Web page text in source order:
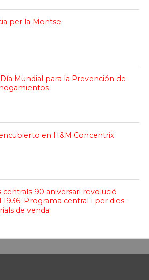
per la Montse
Día Mundial para la Prevención de
en H&M Concentrix
centrals 90 aniversari revolució
1936. Programa central i per dies.
de venda.